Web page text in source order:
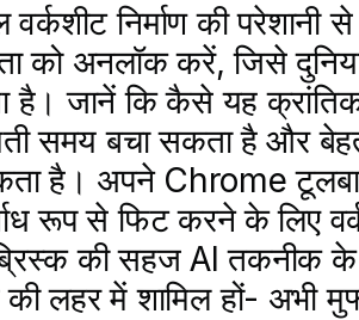
निर्माण की
को अनलॉक करें, जिसे
है। जानें कि कैसे यह
समय बचा सकता है और
है। अपने Chrome
रूप से फिट करने के
की सहज AI तकनीक के
की लहर में शामिल हों- अभी